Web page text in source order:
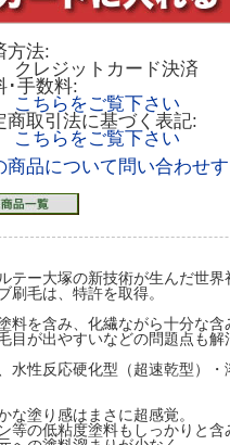
方法:
クレジットカード決済
･手数料:
こちらをご覧下さい
商取引法に基づく表記:
こちらをご覧下さい
商品について問い合わせ
テー大塚の新技術が生んだ世界
刷毛は、特許を取得。
料を含み、化繊ながら十分な含
目が出やすいなどの問題点も解
水性反応硬化型（超速乾型）
塗り感はまさに超感覚。
等の低粘度塗料もしっかりと